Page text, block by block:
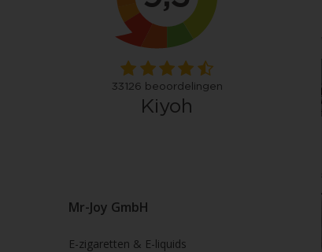
Mr-Joy GmbH
E-zigaretten & E-liquids